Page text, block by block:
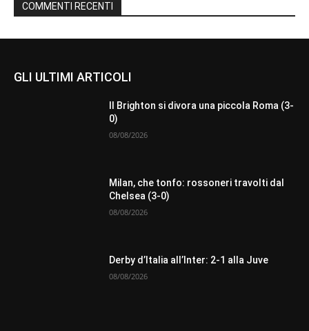
COMMENTI RECENTI
GLI ULTIMI ARTICOLI
Il Brighton si divora una piccola Roma (3-
0)
08/08/2026
Milan, che tonfo: rossoneri travolti dal
Chelsea (3-0)
08/08/2026
Derby d’Italia all’Inter: 2-1 alla Juve
08/08/2026